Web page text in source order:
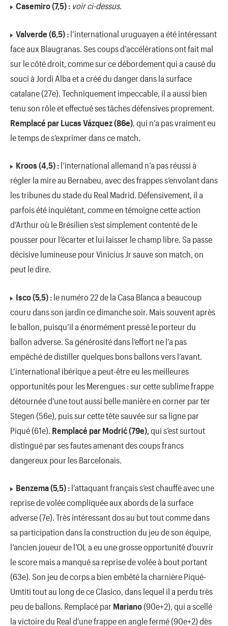
Casemiro (7,5) : voir ci-dessus.
Valverde (6,5) : l’international uruguayen a été intéressant
face aux Blaugranas. Ses coups d’accélérations ont fait mal
sur le côté droit, comme sur ce débordement qui a causé du
souci à Jordi Alba et a créé du danger dans la surface
catalane (27e). Techniquement impeccable, il a aussi bien
tenu son rôle et effectué ses tâches défensives proprement.
Remplacé par Lucas Vázquez (86e) , qui n’a pas vraiment eu
le temps de s’exprimer dans ce match.
Kroos (4,5) : l’international allemand n’a pas réussi à
régler la mire au Bernabeu, avec des frappes s’envolant dans
les tribunes du stade du Real Madrid. Défensivement, il a
parfois été inquiétant, comme en témoigne cette action
d’Arthur où le Brésilien s’est simplement contenté de le
pousser pour l’écarter et lui laisser le champ libre. Sa passe
décisive lumineuse pour Vinicius Jr sauve son match, on
peut le dire.
Isco (5,5) : le numéro 22 de la Casa Blanca a beaucoup
couru dans son jardin ce dimanche soir. Mais souvent après
le ballon, puisqu’il a énormément pressé le porteur du
ballon adverse. Sa générosité dans l’effort ne l’a pas
empêché de distiller quelques bons ballons vers l’avant.
L’international ibérique a peut-être eu les meilleures
opportunités pour les Merengues : sur cette sublime frappe
détournée d’une tout aussi belle manière en corner par ter
Stegen (56e), puis sur cette tête sauvée sur sa ligne par
Piqué (61e). Remplacé par Modrić (79e), qui s’est surtout
distingué par ses fautes amenant des coups francs
dangereux pour les Barcelonais.
Benzema (5,5) : l’attaquant français s’est chauffé avec une
reprise de volée compliquée aux abords de la surface
adverse (7e). Très intéressant dos au but tout comme dans
sa participation dans la construction du jeu de son équipe,
l’ancien joueur de l’OL a eu une grosse opportunité d’ouvrir
le score mais a manqué sa reprise de volée à bout portant
(63e). Son jeu de corps a bien embêté la charnière Piqué-
Umtiti tout au long de ce Clasico, dans lequel il a perdu très
peu de ballons. Remplacé par Mariano(90e+2), qui a scellé
la victoire du Real d’une frappe en angle fermé (90e+2) dès